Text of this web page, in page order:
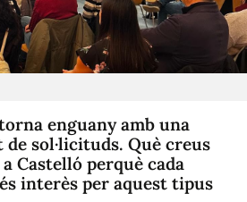
enguany amb una
sol·licituds. Què creus
Castelló perquè cada
interès per aquest tipus